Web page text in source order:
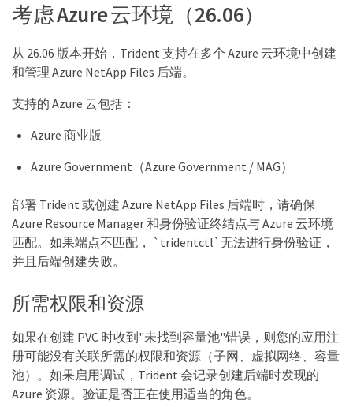
考虑 Azure 云环境（26.06）
从 26.06 版本开始，Trident 支持在多个 Azure 云环境中创建
和管理 Azure NetApp Files 后端。
支持的 Azure 云包括：
Azure 商业版
Azure Government（Azure Government / MAG）
部署 Trident 或创建 Azure NetApp Files 后端时，请确保
Azure Resource Manager 和身份验证终结点与 Azure 云环境
匹配。如果端点不匹配， `tridentctl`无法进行身份验证，
并且后端创建失败。
所需权限和资源
如果在创建 PVC 时收到"未找到容量池"错误，则您的应用注
册可能没有关联所需的权限和资源（子网、虚拟网络、容量
池）。如果启用调试，Trident 会记录创建后端时发现的
Azure 资源。验证是否正在使用适当的角色。